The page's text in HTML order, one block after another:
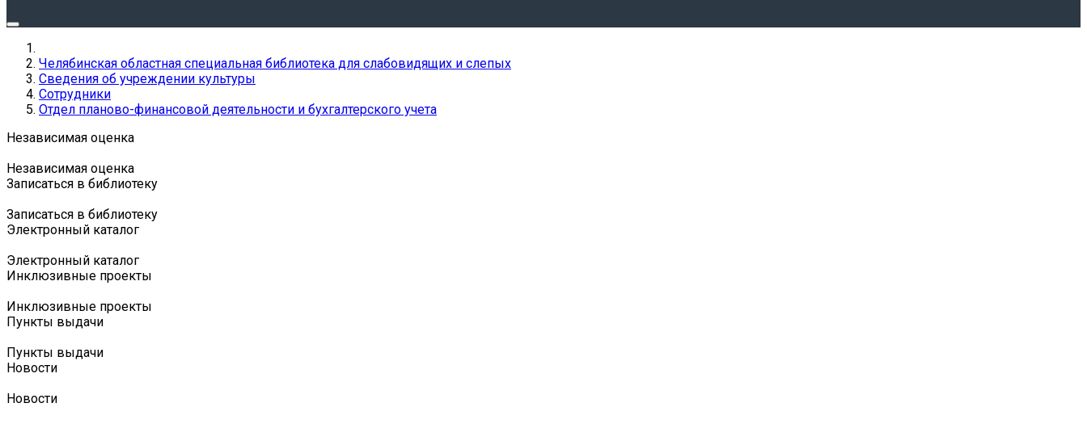
Челябинская областная специальная библиотека для слабовидящих и слепых
Сведения об учреждении культуры
Сотрудники
Отдел планово-финансовой деятельности и бухгалтерского учета
Независимая оценка
Независимая оценка
Записаться в библиотеку
Записаться в библиотеку
Электронный каталог
Электронный каталог
Инклюзивные проекты
Инклюзивные проекты
Пункты выдачи
Пункты выдачи
Новости
Новости